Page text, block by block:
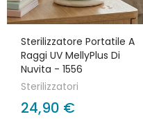
Sterilizzatore Portatile A
Raggi UV MellyPlus Di
Nuvita - 1556
Sterilizzatori
24,90 €